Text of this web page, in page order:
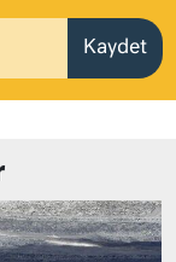
Kaydet